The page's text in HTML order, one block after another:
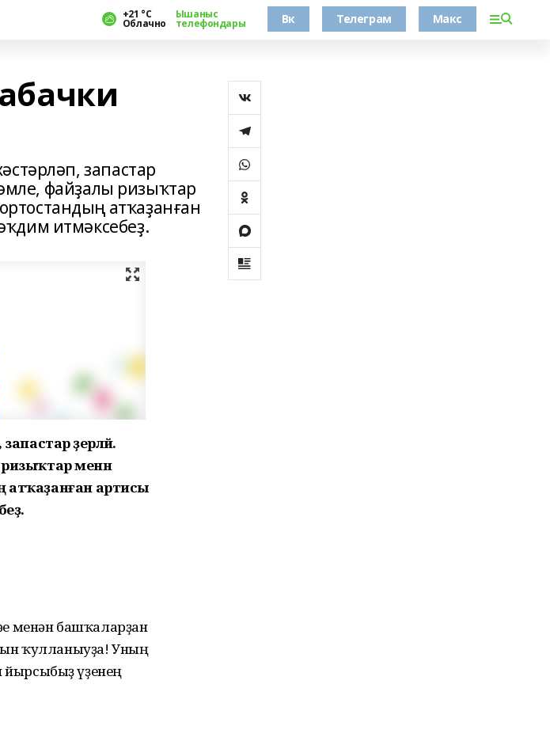
+21 °С
Облачно
Ышаныс
телефондары Вк Телеграм Макс
запастар
файҙалы ризыҡтар
атҡаҙанған
итмәксебеҙ.
әҙерләй.
ризыҡтар менән
атҡаҙанған артисы
менән башҡаларҙан
ҡулланыуҙа! Уның
йырсыбыҙ үҙенең